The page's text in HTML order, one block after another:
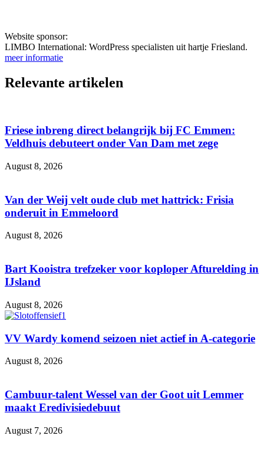
Website sponsor:
LIMBO International: WordPress specialisten uit hartje Friesland.
meer informatie
Relevante artikelen
Friese inbreng direct belangrijk bij FC Emmen:
Veldhuis debuteert onder Van Dam met zege
August 8, 2026
Van der Weij velt oude club met hattrick: Frisia
onderuit in Emmeloord
August 8, 2026
Bart Kooistra trefzeker voor koploper Afturelding in
IJsland
August 8, 2026
VV Wardy komend seizoen niet actief in A-categorie
August 8, 2026
Cambuur-talent Wessel van der Goot uit Lemmer
maakt Eredivisiedebuut
August 7, 2026